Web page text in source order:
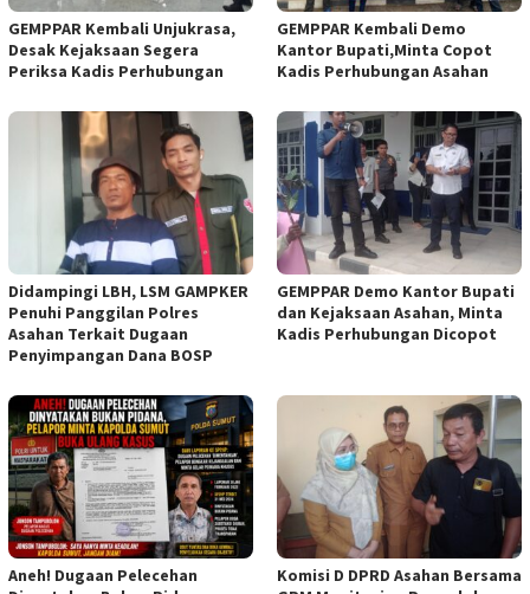
GEMPPAR Kembali Unjukrasa,
Desak Kejaksaan Segera
Periksa Kadis Perhubungan
GEMPPAR Kembali Demo
Kantor Bupati,Minta Copot
Kadis Perhubungan Asahan
Didampingi LBH, LSM GAMPKER
Penuhi Panggilan Polres
Asahan Terkait Dugaan
Penyimpangan Dana BOSP
GEMPPAR Demo Kantor Bupati
dan Kejaksaan Asahan, Minta
Kadis Perhubungan Dicopot
Aneh! Dugaan Pelecehan
Komisi D DPRD Asahan Bersama